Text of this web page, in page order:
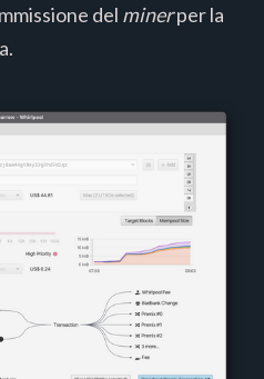
del minerper la